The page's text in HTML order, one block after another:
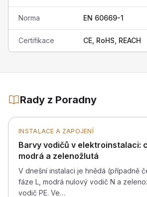
Norma EN 60669-1
Certifikace CE, RoHS, REACH
Rady z Poradny
INSTALACE A ZAPOJENÍ
Barvy vodičů v elektroinstalaci:
modrá a zelenožlutá
V dnešní instalaci je hnědá (případně
fáze L, modrá nulový vodič N a
vodič PE. Ve…